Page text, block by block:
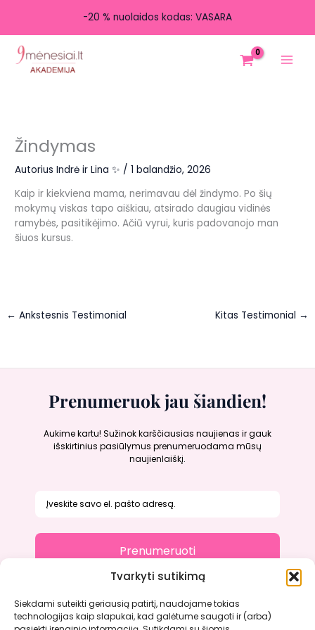
Tvarkyti sutikimą
Siekdami suteikti geriausią patirtį, naudojame tokias
technologijas kaip slapukai, kad galėtume saugoti ir (arba)
-20 % nuolaidos kodas: VASARA
Pereiti
Žindymas
Autorius Indrė ir Lina ✨ /1 balandžio, 2026
Kaip ir kiekviena mama, nerimavau dėl žindymo. Po šių
mokymų viskas tapo aiškiau, atsirado daugiau vidinės
ramybės, pasitikėjimo. Ačiū vyrui, kuris padovanojo man
šiuos kursus.
← Ankstesnis Testimonial Kitas Testimonial →
Prenumeruok jau šiandien!
Aukime kartu! Sužinok karščiausias naujienas ir gauk
išskirtinius pasiūlymus prenumeruodama mūsų
naujienlaiškį.
Prenumeruoti
Apie mus